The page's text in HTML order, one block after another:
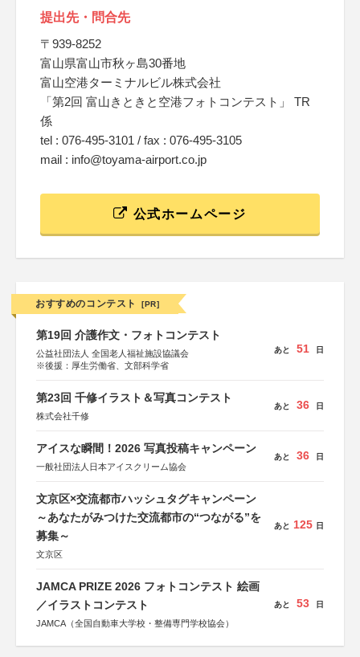
提出先・問合先
〒939-8252
富山県富山市秋ヶ島30番地
富山空港ターミナルビル株式会社
「第2回 富山きときと空港フォトコンテスト」 TR
係
tel : 076-495-3101 / fax : 076-495-3105
mail : info@toyama-airport.co.jp
公式ホームページ
おすすめのコンテスト [PR]
第19回 介護作文・フォトコンテスト
公益社団法人 全国老人福祉施設協議会
※後援：厚生労働省、文部科学省
あと 51 日
第23回 千修イラスト＆写真コンテスト
株式会社千修
あと 36 日
アイスな瞬間！2026 写真投稿キャンペーン
一般社団法人日本アイスクリーム協会
あと 36 日
文京区×交流都市ハッシュタグキャンペーン
～あなたがみつけた交流都市の“つながる”を
募集～
文京区
あと 125 日
JAMCA PRIZE 2026 フォトコンテスト 絵画
／イラストコンテスト
JAMCA（全国自動車大学校・整備専門学校協会）
あと 53 日